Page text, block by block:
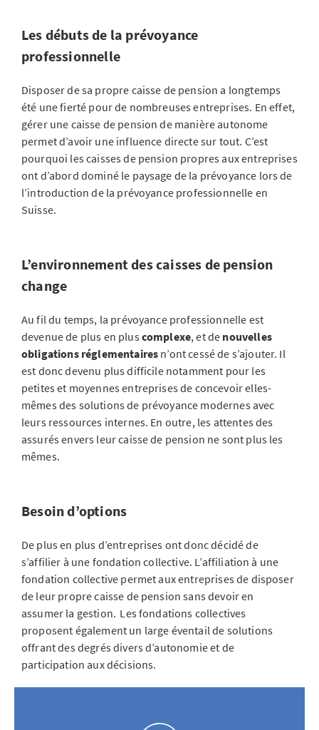
Les débuts de la prévoyance
professionnelle
Disposer de sa propre caisse de pension a longtemps
été une fierté pour de nombreuses entreprises. En effet,
gérer une caisse de pension de manière autonome
permet d’avoir une influence directe sur tout. C’est
pourquoi les caisses de pension propres aux entreprises
ont d’abord dominé le paysage de la prévoyance lors de
l’introduction de la prévoyance professionnelle en
Suisse.
L’environnement des caisses de pension
change
Au fil du temps, la prévoyance professionnelle est
devenue de plus en pluscomplexe, et de nouvelles
obligations réglementaires n’ont cessé de s’ajouter. Il
est donc devenu plus difficile notamment pour les
petites et moyennes entreprises de concevoir elles-
mêmes des solutions de prévoyance modernes avec
leurs ressources internes. En outre, les attentes des
assurés envers leur caisse de pension ne sont plus les
mêmes.
Besoin d’options
De plus en plus d’entreprises ont donc décidé de
s’affilier à une fondation collective. L’affiliation à une
fondation collective permet aux entreprises de disposer
de leur propre caisse de pension sans devoir en
assumer la gestion. Les fondations collectives
proposent également un large éventail de solutions
offrant des degrés divers d’autonomie et de
participation aux décisions.